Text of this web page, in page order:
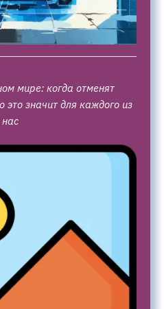
мире: когда отменят
это значит для каждого из
нас